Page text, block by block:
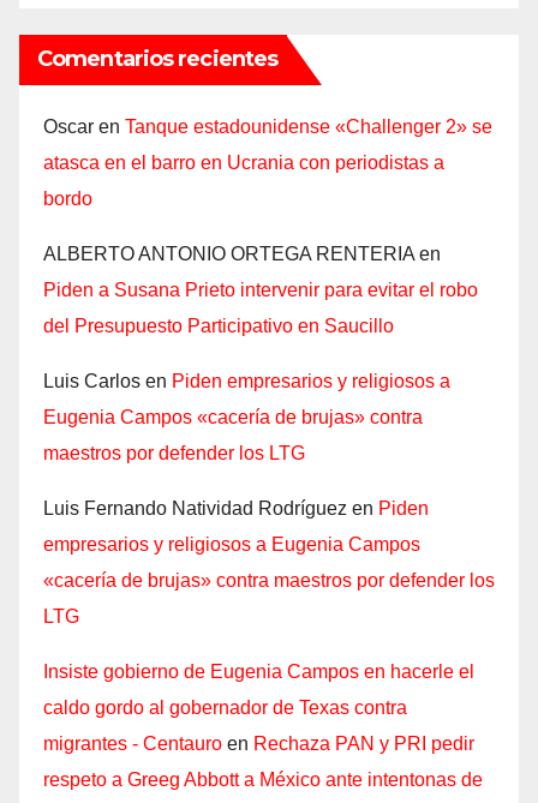
Comentarios recientes
Oscar en Tanque estadounidense «Challenger 2» se
atasca en el barro en Ucrania con periodistas a
bordo
ALBERTO ANTONIO ORTEGA RENTERIA en
Piden a Susana Prieto intervenir para evitar el robo
del Presupuesto Participativo en Saucillo
Luis Carlos en Piden empresarios y religiosos a
Eugenia Campos «cacería de brujas» contra
maestros por defender los LTG
Luis Fernando Natividad Rodríguez en Piden
empresarios y religiosos a Eugenia Campos
«cacería de brujas» contra maestros por defender los
LTG
Insiste gobierno de Eugenia Campos en hacerle el
caldo gordo al gobernador de Texas contra
migrantes - Centauro en Rechaza PAN y PRI pedir
respeto a Greeg Abbott a México ante intentonas de